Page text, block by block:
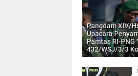
Pangdam XIV/
Upacara
Pamtas RI-PNG
432/WSJ/3/3